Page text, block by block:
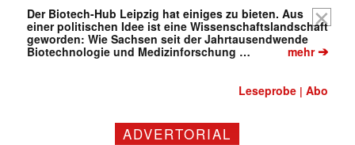
Der Biotech-Hub Leipzig hat einiges zu bieten. Aus
einer politischen Idee ist eine Wissenschaftslandschaft
geworden: Wie Sachsen seit der Jahrtausendwende
Biotechnologie und Medizinforschung …
mehr➔
Leseprobe |Abo
ADVERTORIAL